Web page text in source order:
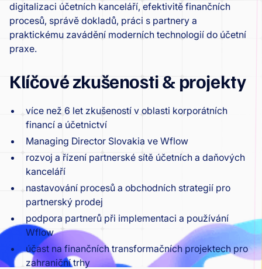
digitalizaci účetních kanceláří, efektivitě finančních
procesů, správě dokladů, práci s partnery a
praktickému zavádění moderních technologií do účetní
praxe.
Klíčové zkušenosti & projekty
více než 6 let zkušeností v oblasti korporátních
financí a účetnictví
Managing Director Slovakia ve Wflow
rozvoj a řízení partnerské sítě účetních a daňových
kanceláří
nastavování procesů a obchodních strategií pro
partnerský prodej
podpora partnerů při implementaci a používání
Wflow
účast na finančních transformačních projektech pro
zahraniční trhy